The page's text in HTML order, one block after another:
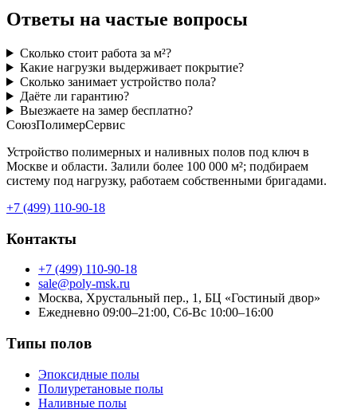
Ответы на частые вопросы
Сколько стоит работа за м²?
Какие нагрузки выдерживает покрытие?
Сколько занимает устройство пола?
Даёте ли гарантию?
Выезжаете на замер бесплатно?
СоюзПолимерСервис
Устройство полимерных и наливных полов под ключ в
Москве и области. Залили более 100 000 м²; подбираем
систему под нагрузку, работаем собственными бригадами.
+7 (499) 110-90-18
Контакты
+7 (499) 110-90-18
sale@poly-msk.ru
Москва, Хрустальный пер., 1, БЦ «Гостиный двор»
Ежедневно 09:00–21:00, Сб-Вс 10:00–16:00
Типы полов
Эпоксидные полы
Полиуретановые полы
Наливные полы